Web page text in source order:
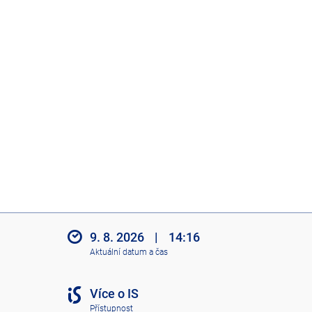
9. 8. 2026 | 14:16
Aktuální datum a čas
Více o IS
Přístupnost